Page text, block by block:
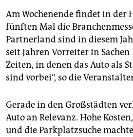
Am Wochenende findet in der
fünften Mal die
Partnerland sind in diesem
seit Jahren Vorreiter in Sachen
Zeiten, in denen das Auto als
sind vorbei“, so die
Gerade in den Großstädten
Auto an Relevanz. Hohe
und die Parkplatzsuche